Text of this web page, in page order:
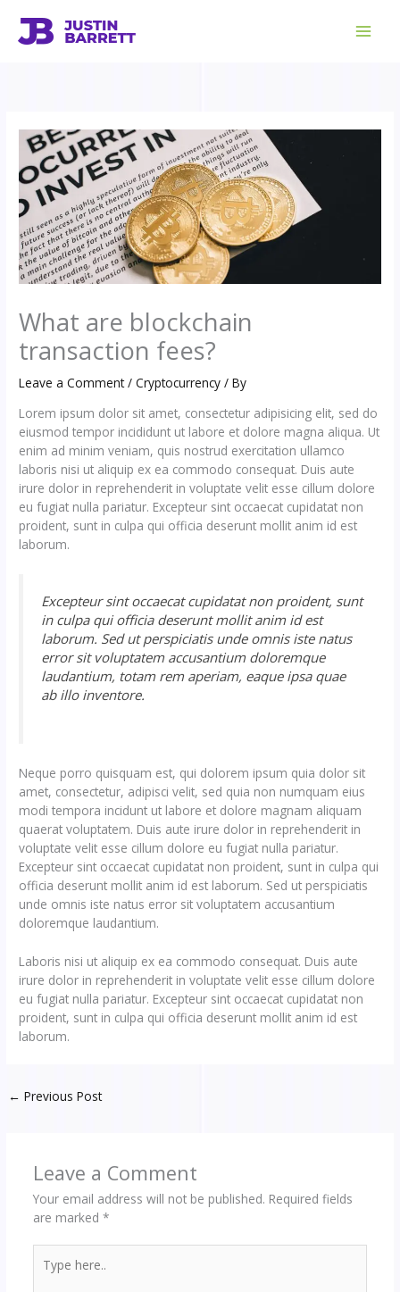
content
What are blockchain
transaction fees?
Leave a Comment /Cryptocurrency / By
Lorem ipsum dolor sit amet, consectetur adipisicing elit, sed do
eiusmod tempor incididunt ut labore et dolore magna aliqua. Ut
enim ad minim veniam, quis nostrud exercitation ullamco
laboris nisi ut aliquip ex ea commodo consequat. Duis aute
irure dolor in reprehenderit in voluptate velit esse cillum dolore
eu fugiat nulla pariatur. Excepteur sint occaecat cupidatat non
proident, sunt in culpa qui officia deserunt mollit anim id est
laborum.
Excepteur sint occaecat cupidatat non proident, sunt
in culpa qui officia deserunt mollit anim id est
laborum. Sed ut perspiciatis unde omnis iste natus
error sit voluptatem accusantium doloremque
laudantium, totam rem aperiam, eaque ipsa quae
ab illo inventore.
Neque porro quisquam est, qui dolorem ipsum quia dolor sit
amet, consectetur, adipisci velit, sed quia non numquam eius
modi tempora incidunt ut labore et dolore magnam aliquam
quaerat voluptatem. Duis aute irure dolor in reprehenderit in
voluptate velit esse cillum dolore eu fugiat nulla pariatur.
Excepteur sint occaecat cupidatat non proident, sunt in culpa qui
officia deserunt mollit anim id est laborum. Sed ut perspiciatis
unde omnis iste natus error sit voluptatem accusantium
doloremque laudantium.
Laboris nisi ut aliquip ex ea commodo consequat. Duis aute
irure dolor in reprehenderit in voluptate velit esse cillum dolore
eu fugiat nulla pariatur. Excepteur sint occaecat cupidatat non
proident, sunt in culpa qui officia deserunt mollit anim id est
laborum.
← Previous Post
Leave a Comment
Your email address will not be published. Required fields
are marked *
here..